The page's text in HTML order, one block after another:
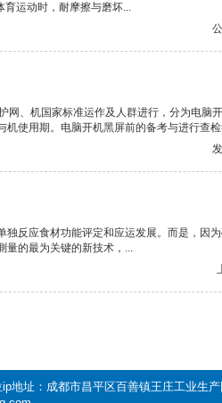
运动时，耐摩擦与磨坏...
、机国家标准运作及人群进行，分为电脑
使用期。电脑开机黑屏前的备考与进行查
反应食材功能评定和应运发展。而是，因
量的最为关键的新技术，...
址：成都市昌平区百善镇王庄工业生产